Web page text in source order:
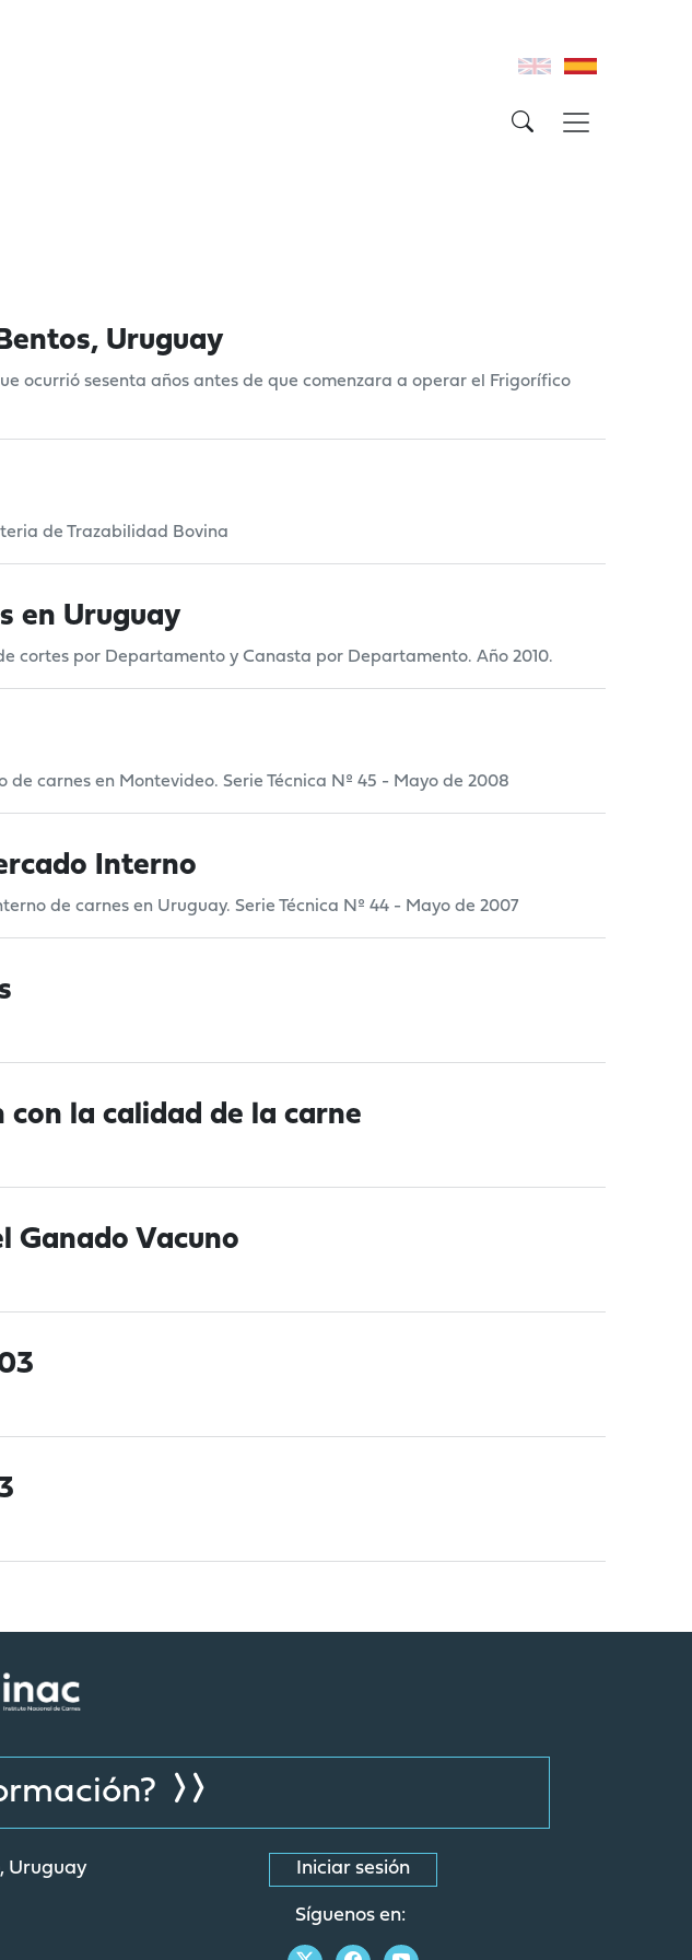
Uruguay
ocurrió sesenta años antes de que comenzara a operar el Frigorífico
de Trazabilidad Bovina
en Uruguay
cortes por Departamento y Canasta por Departamento. Año 2010.
carnes en Montevideo. Serie Técnica Nº 45 - Mayo de 2008
Interno
de carnes en Uruguay. Serie Técnica Nº 44 - Mayo de 2007
con la calidad de la carne
Ganado Vacuno
Uruguay
Iniciar sesión
Síguenos en: